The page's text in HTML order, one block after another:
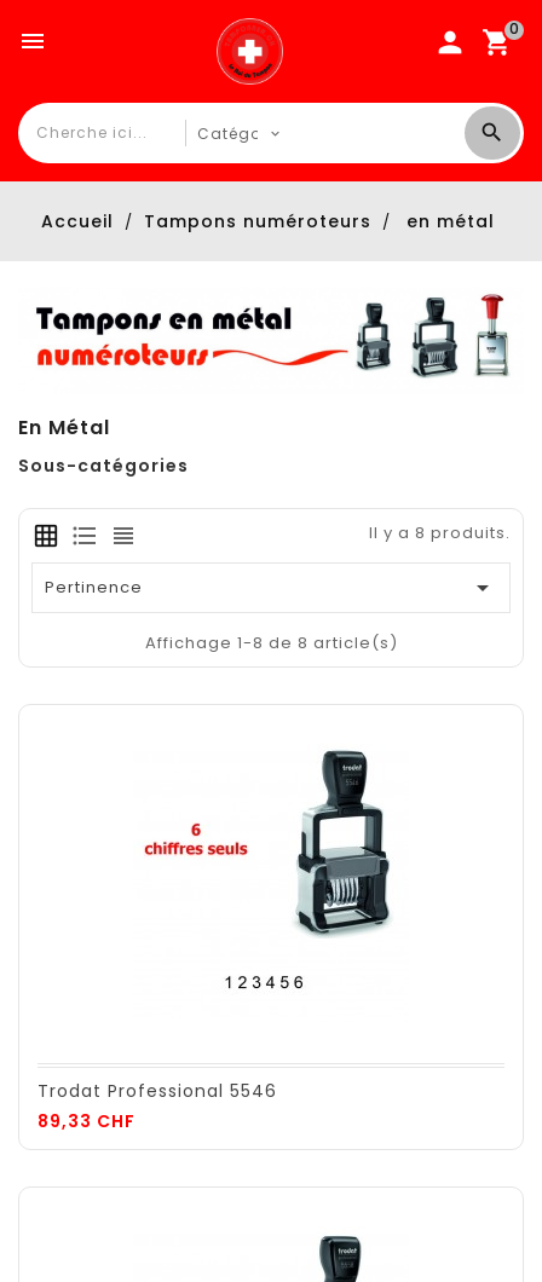
0

Accueil Tampons numéroteurs en métal
En Métal
Sous-catégories
Il y a 8 produits.
Pertinence 
Affichage 1-8 de 8 article(s)
Trodat Professional 5546
89,33 CHF